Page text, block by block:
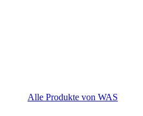
Alle Produkte von WAS